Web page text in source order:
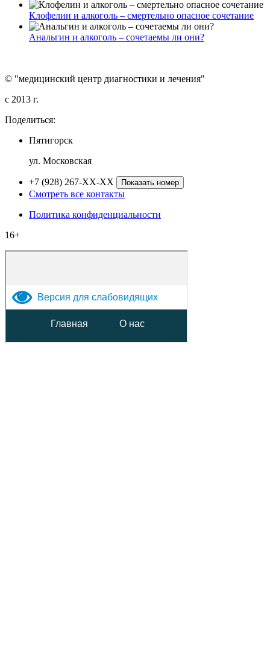
Клофелин и алкоголь – смертельно опасное сочетание
Анальгин и алкоголь – сочетаемы ли они?
© "медицинский центр диагностики и лечения"
c 2013 г.
Поделиться:
Пятигорск
ул. Московская
+7 (928) 267-XX-XX Показать номер
Смотреть все контакты
Политика конфиденциальности
16+